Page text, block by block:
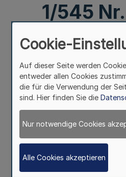
1/545
Mehr
252. Ergänzung - SMBl. NRW. -
NRW. Nr. 19/01 einschl.)
Vorschriften über
RdErl. d. Ministerpräsidenten
Nr. 1/68
Cookie-
Auf dieser Seite werden
entweder allen Cookies
die für die Verwendung der
sind. Hier finden Sie die
Nur notwendige Cookies
Alle Cookies akzeptieren